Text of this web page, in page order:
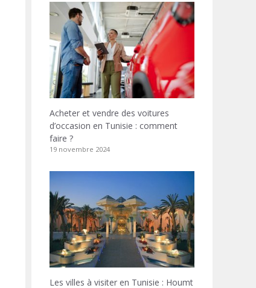
Acheter et vendre des voitures
d’occasion en Tunisie : comment
faire ?
19 novembre 2024
Les villes à visiter en Tunisie : Houmt